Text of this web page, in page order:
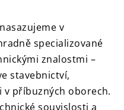
v
specializované
znalostmi –
stavebnictví,
příbuzných oborech.
souvislosti a